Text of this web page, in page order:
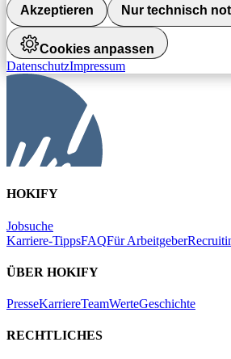
Akzeptieren Nur technisch
Cookies anpassen
DatenschutzImpressum
HOKIFY
Jobsuche
Karriere-TippsFAQFür Arbeitgeber
ÜBER HOKIFY
PresseKarriereTeamWerteGeschichte
RECHTLICHES